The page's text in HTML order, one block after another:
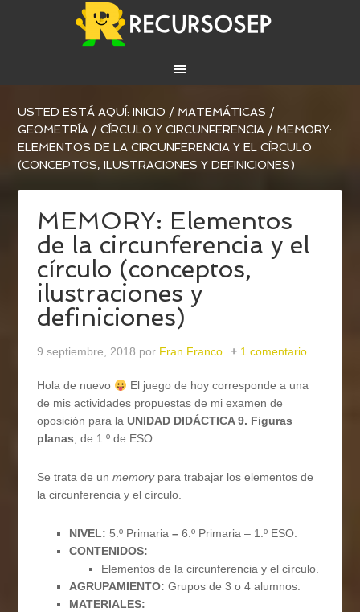
USTED ESTÁ AQUÍ:INICIO / MATEMÁTICAS /
GEOMETRÍA / CÍRCULO Y CIRCUNFERENCIA / MEMORY:
ELEMENTOS DE LA CIRCUNFERENCIA Y EL CÍRCULO
(CONCEPTOS, ILUSTRACIONES Y DEFINICIONES)
MEMORY: Elementos
de la circunferencia y el
círculo (conceptos,
ilustraciones y
definiciones)
9 septiembre, 2018 por Fran Franco 1 comentario
Hola de nuevo
El juego de hoy corresponde a una
de mis actividades propuestas de mi examen de
oposición para laUNIDAD DIDÁCTICA 9. Figuras
planas, de 1.º de ESO.
Se trata de unmemorypara trabajar los elementos de
la circunferencia y el círculo.
NIVEL: 5.º Primaria–6.º Primaria – 1.º ESO.
CONTENIDOS:
Elementos de la circunferencia y el círculo.
AGRUPAMIENTO:Grupos de 3 o 4 alumnos.
MATERIALES: